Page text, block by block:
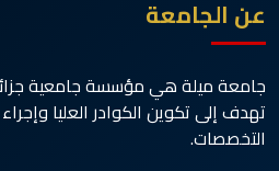
عن الجامعة
تهدف إلى تكوين الكوادر العليا
التخصصات.